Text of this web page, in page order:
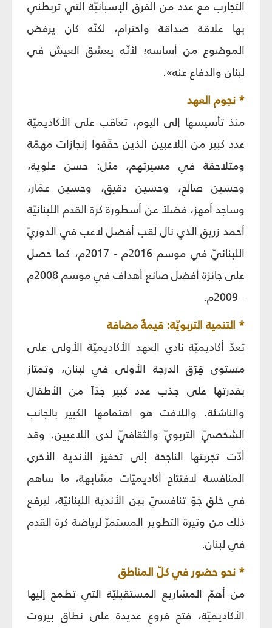
التجارب مع عدد من الفرق الإسبانيّة التي تربطني
بها علاقة صداقة واحترام، لكنّه كان يرفض
الموضوع من أساسه؛ لأنّه يعشق العيش في
لبنان والدفاع عنه».
* نجوم العهد
منذ تأسيسها إلى اليوم، تعاقب على الأكاديميّة
عدد كبير من اللاعبين الذين حقّقوا إنجازات مهمّة
ومتلاحقة في مسيرتهم، مثل: حسن علوية،
وحسين صالح، وحسين دقيق، وحسين عمّار،
وساجد أمهز، فضلاً عن أسطورة كرة القدم اللبنانيّة
أحمد زريق الذي نال لقب أفضل لاعب في الدوريّ
اللبنانيّ في موسم 2016م - 2017م، كما حصل
على جائزة أفضل صانع أهداف في موسم 2008م
- 2009م.
* التنمية التربويّة: قيمةٌ مضافة
تعدّ أكاديميّة نادي العهد الأكاديميّة الأولى على
مستوى فِرَق الدرجة الأولى في لبنان، وتمتاز
بقدرتها على جذب عدد كبير جدّاً من الأطفال
والناشئة. واللافت هو اهتمامها الكبير بالجانب
الشخصيّ التربويّ والثقافيّ لدى اللاعبين. وقد
أدّت تجربتها الناجحة إلى تحفيز الأندية الأخرى
المنافسة لافتتاح أكاديميّات مشابهة، ما ساهم
في خلق جوّ تنافسيّ بين الأندية اللبنانيّة، ليرفع
ذلك من وتيرة التطوير المستمرّ لرياضة كرة القدم
في لبنان.
* نحو حضور في كلّ المناطق
من أهمّ المشاريع المستقبليّة التي تطمح إليها
الأكاديميّة، فتح فروع عديدة على نطاق بيروت